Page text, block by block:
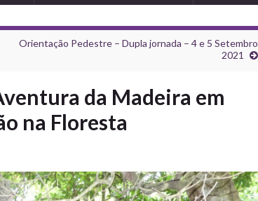
Orientação Pedestre – Dupla jornada – 4 e 5 Setembro
2021
da Madeira em
na Floresta